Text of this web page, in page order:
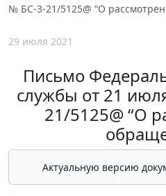
№ БС-3-21/5125@ “О
29 июля 2021
Письмо
службы от 21
21/5125@ “О
Актуальную версию